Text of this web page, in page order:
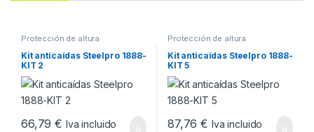
Protección de altura
Kit anticaídas Steelpro 1888-
KIT 2
66,79€ Iva incluido
Protección de altura
Kit anticaídas Steelpro 1888-
KIT 5
87,76€ Iva incluido